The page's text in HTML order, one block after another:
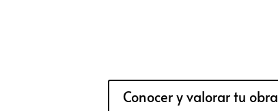
Conocer y valorar tu obra